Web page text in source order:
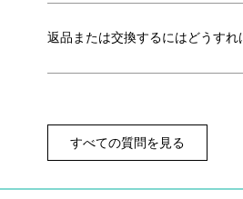
返品または交換するにはどうすれ
すべての質問を見る